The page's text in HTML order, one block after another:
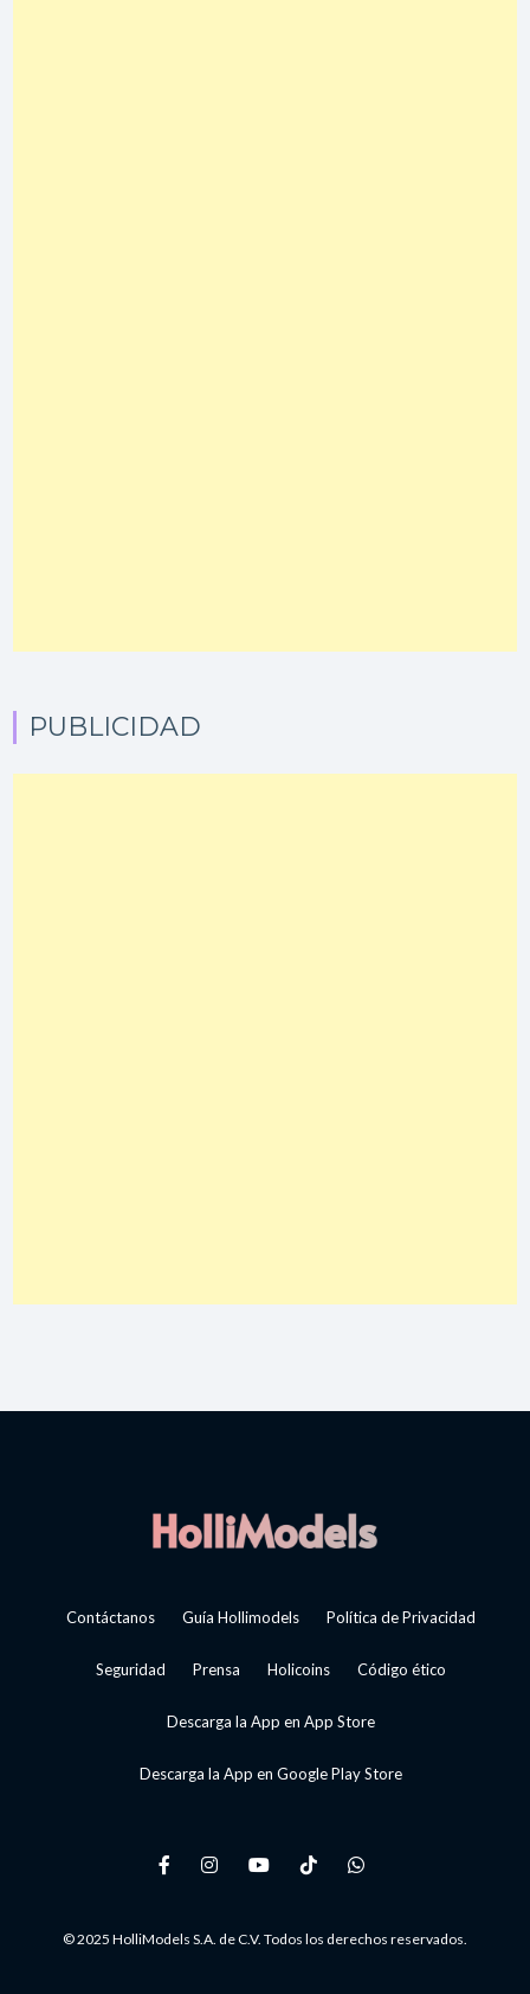
PUBLICIDAD
Contáctanos Guía Hollimodels Política de Privacidad
Seguridad Prensa Holicoins Código ético
Descarga la App en App Store
Descarga la App en Google Play Store
© 2025 HolliModels S.A. de C.V. Todos los derechos reservados.